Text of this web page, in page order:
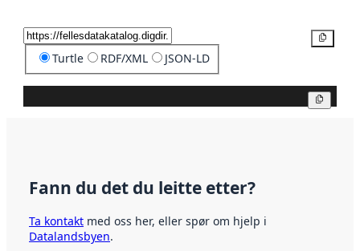
Turtle RDF/XML JSON-LD
Fann du det du leitte etter?
Ta kontakt med oss her, eller spør om hjelp i
Datalandsbyen.